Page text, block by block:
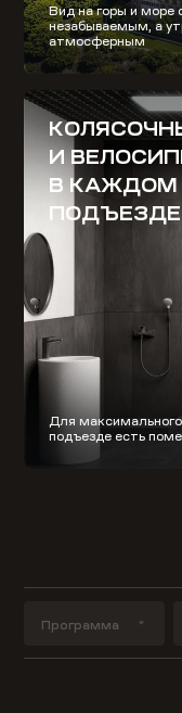
Вид на горы и море
незабываемым, а
атмосферным
И
В КАЖДОМ
ПОДЪЕЗДЕ
Для
подъезде есть
Программа